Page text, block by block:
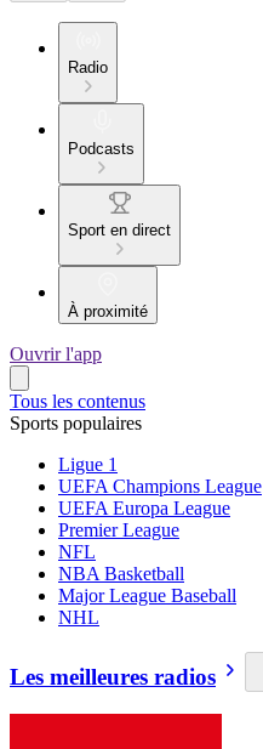
Radio
Podcasts
Sport en direct
À proximité
Ouvrir l'app
Tous les contenus
Sports populaires
Ligue 1
UEFA Champions League
UEFA Europa League
Premier League
NFL
NBA Basketball
Major League Baseball
NHL
Les meilleures radios